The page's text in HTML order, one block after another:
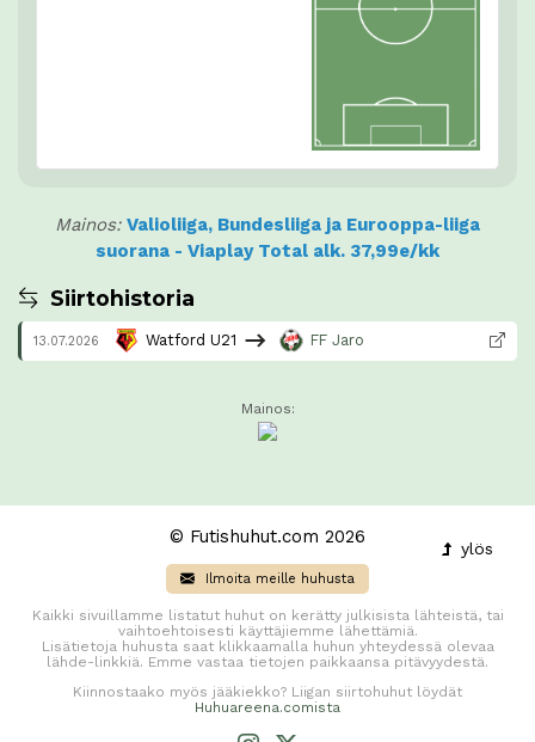
Mainos: Valioliiga, Bundesliiga ja Eurooppa-liiga
suorana - Viaplay Total alk. 37,99e/kk
Siirtohistoria
13.07.2026 Watford U21 FF Jaro
Mainos:
ylös
© Futishuhut.com 2026
Ilmoita meille huhusta
Kaikki sivuillamme listatut huhut on kerätty julkisista lähteistä, tai
vaihtoehtoisesti käyttäjiemme lähettämiä.
Lisätietoja huhusta saat klikkaamalla huhun yhteydessä olevaa
lähde-linkkiä. Emme vastaa tietojen paikkaansa pitävyydestä.
Kiinnostaako myös jääkiekko? Liigan siirtohuhut löydät
Huhuareena.comista